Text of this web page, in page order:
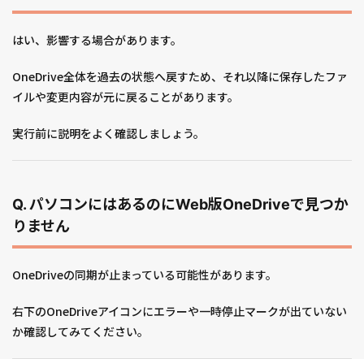
はい、影響する場合があります。
OneDrive全体を過去の状態へ戻すため、それ以降に保存したファ
イルや変更内容が元に戻ることがあります。
実行前に説明をよく確認しましょう。
Q. パソコンにはあるのにWeb版OneDriveで見つか
りません
OneDriveの同期が止まっている可能性があります。
右下のOneDriveアイコンにエラーや一時停止マークが出ていない
か確認してみてください。